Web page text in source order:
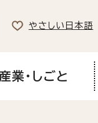
やさしい日本語
産業・しごと